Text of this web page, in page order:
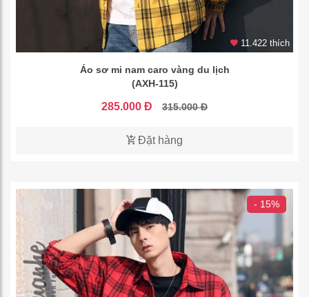
11.422 thích
Áo sơ mi nam caro vàng du lịch
(AXH-115)
285.000 Đ 315.000 Đ
Đặt hàng
- 15%